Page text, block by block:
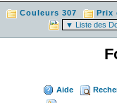
Couleurs 307 Prix
Aide